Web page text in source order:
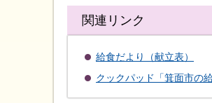
関連リンク
給食だより（献立表）
クックパッド「箕面市の